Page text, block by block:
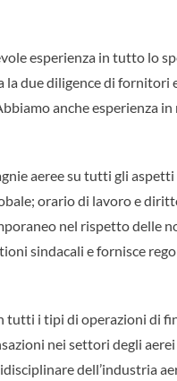
esperienza in tutto lo
la due diligence di
anche esperienza
aeree su tutti gli
orario di lavoro e
nel rispetto delle
sindacali e fornisce
tutti i tipi di operazioni di
nei settori degli
dell’industria